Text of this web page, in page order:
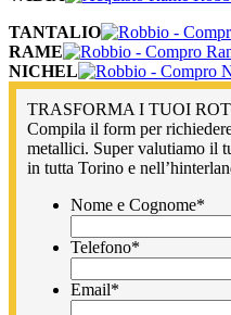
TANTALIO
RAME
NICHEL
TRASFORMA I TUOI
Compila il form per
metallici. Super valutiamo il
in tutta Torino e
Nome e Cognome*
Telefono*
Email*